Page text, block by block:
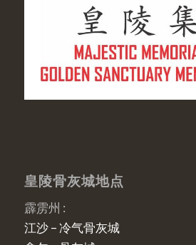
皇陵骨灰城地点
霹雳州 :
江沙 – 冷气骨灰城